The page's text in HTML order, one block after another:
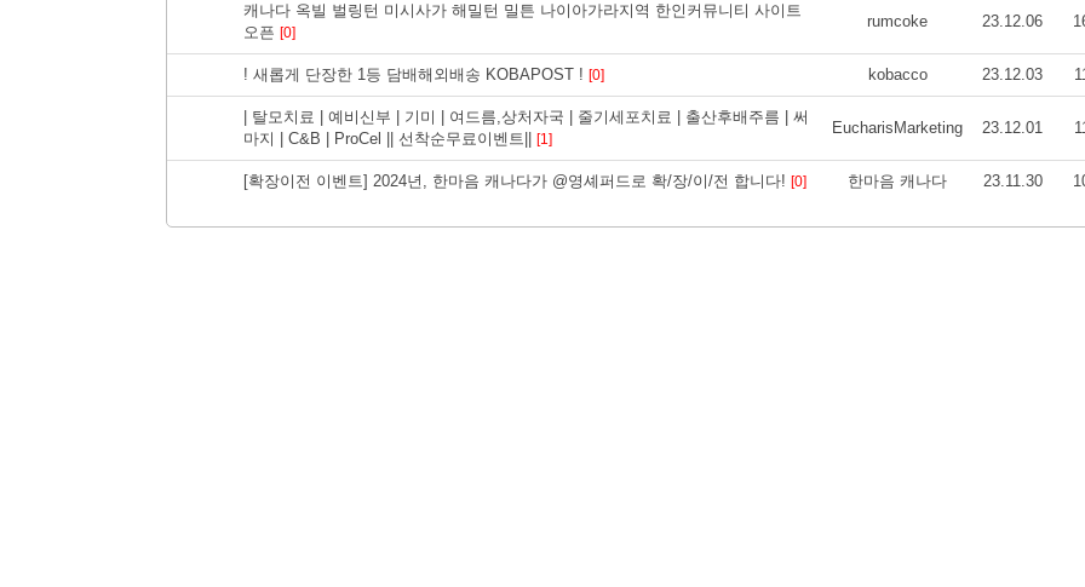
캐나다 옥빌 벌링턴 미시사가 해밀턴 밀튼 나이아가라지역 한인커뮤니티 사이트
오픈 [0]
rumcoke 23.12.06
! 새롭게 단장한 1등 담배해외배송 KOBAPOST ! [0] kobacco 23.12.03
| 탈모치료 | 예비신부 | 기미 | 여드름,상처자국 | 줄기세포치료 | 출산후배주름 | 써
마지 | C&B | ProCel || 선착순무료이벤트||
[1]
EucharisMarketing 23.12.01
[확장이전 이벤트] 2024년, 한마음 캐나다가 @영셰퍼드로 확/장/이/전 합니다! [0] 한마음 캐나다 23.11.30